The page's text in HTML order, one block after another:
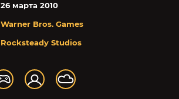
26 марта 2010
Warner Bros. Games
Rocksteady Studios